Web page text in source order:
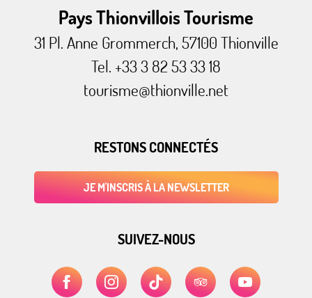
Pays Thionvillois Tourisme
31 Pl. Anne Grommerch, 57100 Thionville
Tel. +33 3 82 53 33 18
tourisme@thionville.net
RESTONS CONNECTÉS
JE M'INSCRIS À LA NEWSLETTER
SUIVEZ-NOUS